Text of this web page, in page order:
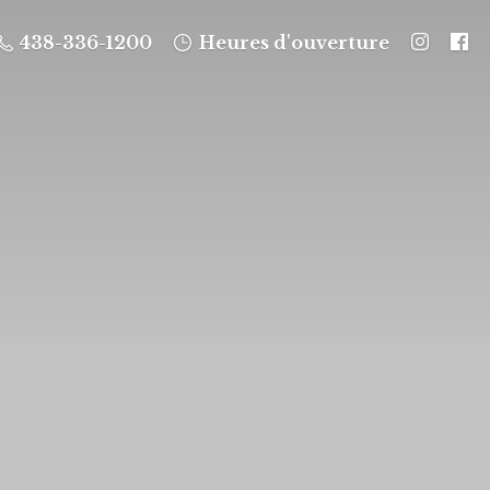
438-336-1200 Heures d'ouverture